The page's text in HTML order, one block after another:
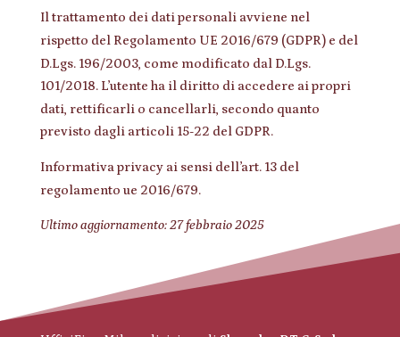
Il trattamento dei dati personali avviene nel
rispetto del Regolamento UE 2016/679 (GDPR) e del
D.Lgs. 196/2003, come modificato dal D.Lgs.
101/2018. L’utente ha il diritto di accedere ai propri
dati, rettificarli o cancellarli, secondo quanto
previsto dagli articoli 15-22 del GDPR.
Informativa privacy ai sensi dell’art. 13 del
regolamento ue 2016/679.
Ultimo aggiornamento: 27 febbraio 2025